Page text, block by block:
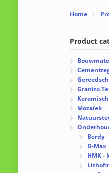
Home /
Product
Granito
Mozaïek
Berdy
D-Max
HMK -